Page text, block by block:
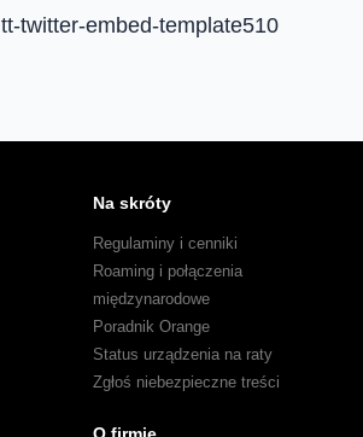
tt-twitter-embed-template510
Na skróty
Regulaminy i cenniki
Roaming i połączenia
międzynarodowe
Poradnik Orange
Status urządzenia na raty
Zgłoś niebezpieczne treści